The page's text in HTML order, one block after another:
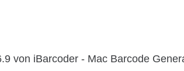
von iBarcoder - Mac Barcode